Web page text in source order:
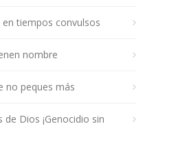
en tiempos convulsos
nombre
no peques más
Dios ¡Genocidio sin